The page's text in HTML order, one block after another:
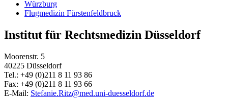
Würzburg
Flugmedizin Fürstenfeldbruck
Institut für Rechtsmedizin Düsseldorf
Moorenstr. 5
40225 Düsseldorf
Tel.: +49 (0)211 8 11 93 86
Fax: +49 (0)211 8 11 93 66
E-Mail: Stefanie.Ritz@med.uni-duesseldorf.de